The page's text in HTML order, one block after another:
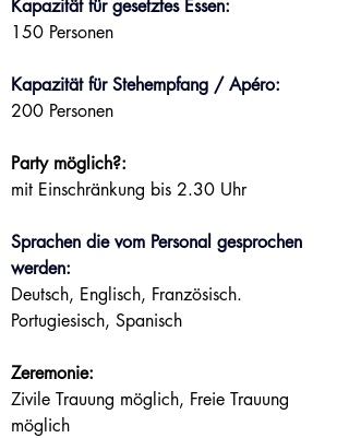
Kapazität für gesetztes Essen:
150 Personen
Kapazität für Stehempfang / Apéro:
200 Personen
Party möglich?:
mit Einschränkung bis 2.30 Uhr
Sprachen die vom Personal gesprochen
werden:
Deutsch, Englisch, Französisch.
Portugiesisch, Spanisch
Zeremonie:
Zivile Trauung möglich, Freie Trauung
möglich